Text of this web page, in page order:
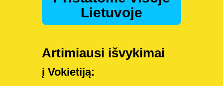
Lietuvoje
Artimiausi išvykimai
į Vokietiją: